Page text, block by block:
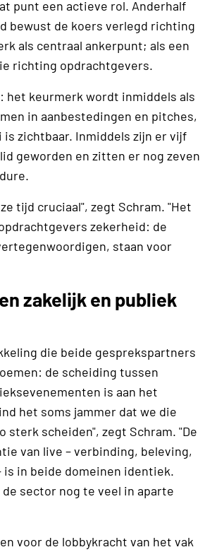
punt een actieve rol. Anderhalf
bewust de koers verlegd richting
als centraal ankerpunt; als een
richting opdrachtgevers.
het keurmerk wordt inmiddels als
in aanbestedingen en pitches,
is zichtbaar. Inmiddels zijn er vijf
geworden en zitten er nog zeven
tijd cruciaal", zegt Schram. "Het
zekerheid: de
staan voor
zakelijk en publiek
die beide gesprekspartners
de scheiding tussen
is aan het
het soms jammer dat we die
sterk scheiden", zegt Schram. "De
van live – verbinding, beleving,
is in beide domeinen identiek.
de sector nog te veel in aparte
voor de lobbykracht van het vak